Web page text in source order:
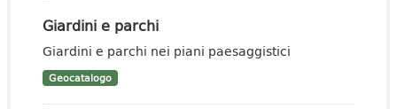
Giardini e parchi
Giardini e parchi nei piani paesaggistici
Geocatalogo